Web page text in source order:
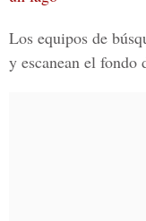
Los equipos de
y escanean el fondo